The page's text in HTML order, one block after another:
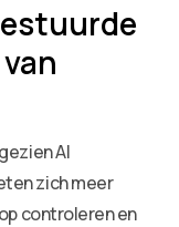
AI
zich meer
controleren en